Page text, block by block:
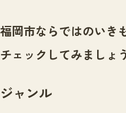
センター紹介
サイトポリシー
ニュース
いきものガイド
イベント
福岡市ならではのいき
チェックしてみましょ
ジャンル